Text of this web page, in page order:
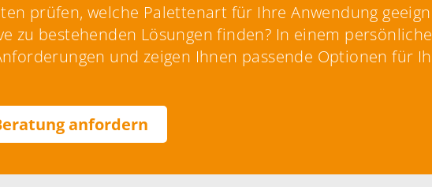
prüfen, welche Palettenart für Ihre Anwendung
zu bestehenden Lösungen finden? In einem
und zeigen Ihnen passende Optionen für
anfordern